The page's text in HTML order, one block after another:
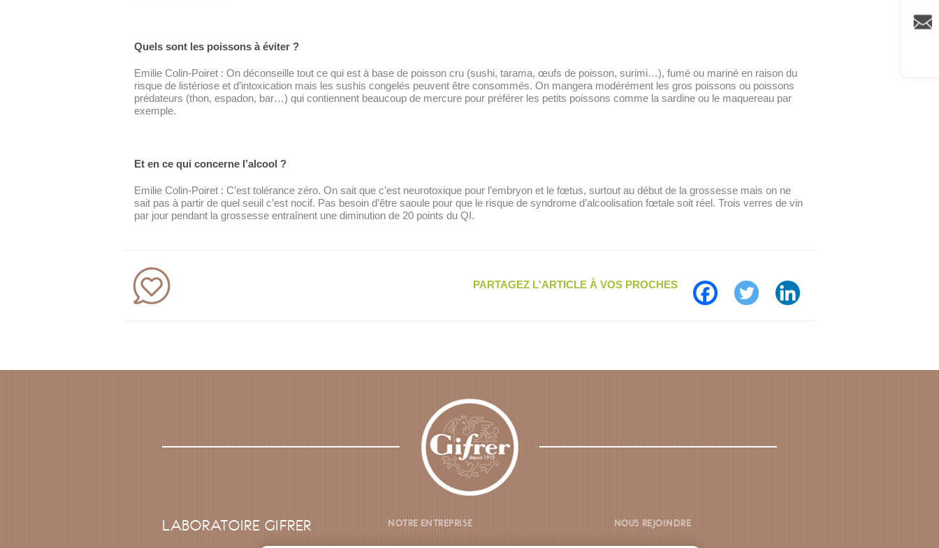
Quels sont les poissons à éviter ?
Emilie Colin-Poiret : On déconseille tout ce qui est à base de poisson cru (sushi, tarama, œufs de poisson, surimi…), fumé ou mariné en raison du
risque de listériose et d’intoxication mais les sushis congelés peuvent être consommés. On mangera modérément les gros poissons ou poissons
prédateurs (thon, espadon, bar…) qui contiennent beaucoup de mercure pour préférer les petits poissons comme la sardine ou le maquereau par
exemple.
Et en ce qui concerne l’alcool ?
Emilie Colin-Poiret : C’est tolérance zéro. On sait que c’est neurotoxique pour l’embryon et le fœtus, surtout au début de la grossesse mais on ne
sait pas à partir de quel seuil c’est nocif. Pas besoin d’être saoule pour que le risque de syndrome d’alcoolisation fœtale soit réel. Trois verres de vin
par jour pendant la grossesse entraînent une diminution de 20 points du QI.
PARTAGEZ L'ARTICLE À VOS PROCHES
LABORATOIRE GIFRER NOTRE ENTREPRISE NOUS REJOINDRE